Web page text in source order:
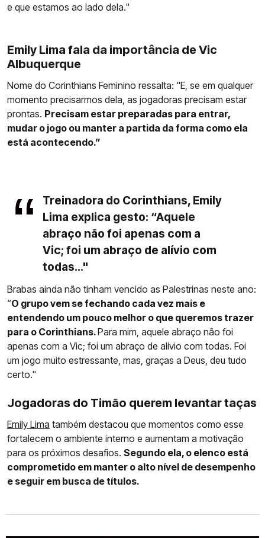
e que estamos ao lado dela."
Emily Lima fala da importância de Vic
Albuquerque
Nome do Corinthians Feminino ressalta: "E, se em qualquer
momento precisarmos dela, as jogadoras precisam estar
prontas. Precisam estar preparadas para entrar,
mudar o jogo ou manter a partida da forma como ela
está acontecendo.”
Treinadora do Corinthians, Emily
Lima explica gesto: “Aquele
abraço não foi apenas com a
Vic; foi um abraço de alívio com
todas..."
Brabas ainda não tinham vencido as Palestrinas neste ano:
“O grupo vem se fechando cada vez mais e
entendendo um pouco melhor o que queremos trazer
para o Corinthians.Para mim, aquele abraço não foi
apenas com a Vic; foi um abraço de alívio com todas. Foi
um jogo muito estressante, mas, graças a Deus, deu tudo
certo."
Jogadoras do Timão querem levantar taças
Emily Lima também destacou que momentos como esse
fortalecem o ambiente interno e aumentam a motivação
para os próximos desafios. Segundo ela, o elenco está
comprometido em manter o alto nível de desempenho
e seguir em busca de títulos.